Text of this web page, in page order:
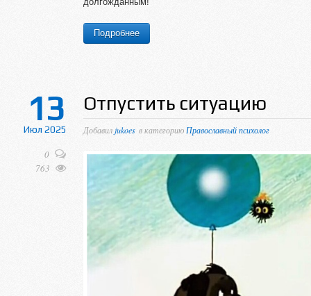
Подробнее
13
Июл 2025
0
763
Отпустить ситуацию
Добавил jukoes в категорию Православный психолог